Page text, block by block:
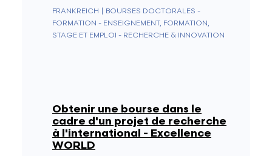
FRANKREICH
BOURSES DOCTORALES -
FORMATION - ENSEIGNEMENT, FORMATION,
STAGE ET EMPLOI - RECHERCHE & INNOVATION
Obtenir une bourse dans le
cadre d'un projet de recherche
à l'international - Excellence
WORLD